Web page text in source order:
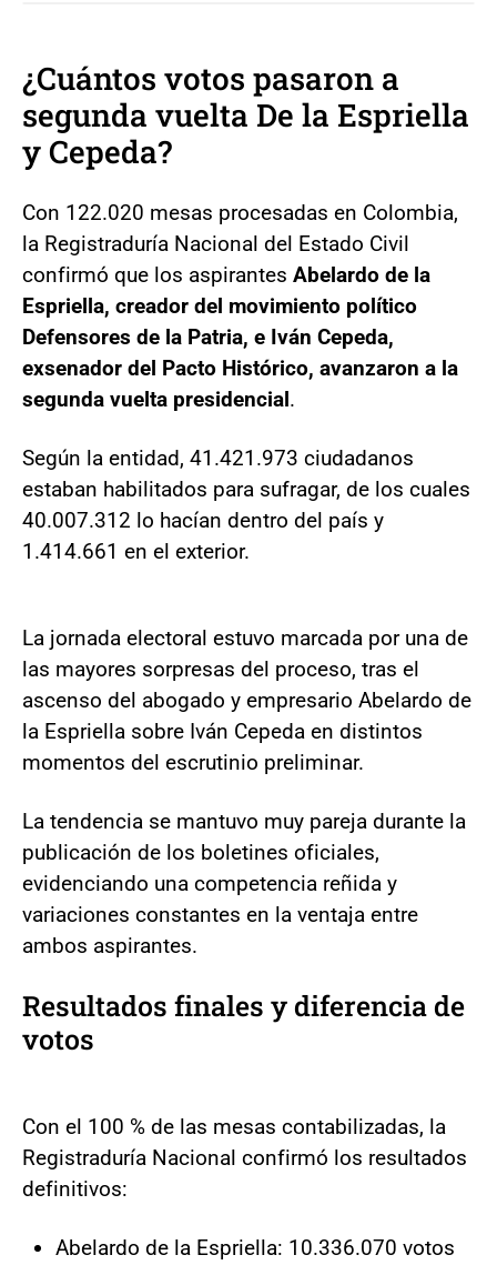
¿Cuántos votos pasaron a
segunda vuelta De la Espriella
y Cepeda?
Con 122.020 mesas procesadas en Colombia,
la Registraduría Nacional del Estado Civil
confirmó que los aspirantes Abelardo de la
Espriella, creador del movimiento político
Defensores de la Patria, e Iván Cepeda,
exsenador del Pacto Histórico, avanzaron a la
segunda vuelta presidencial.
Según la entidad, 41.421.973 ciudadanos
estaban habilitados para sufragar, de los cuales
40.007.312 lo hacían dentro del país y
1.414.661 en el exterior.
La jornada electoral estuvo marcada por una de
las mayores sorpresas del proceso, tras el
ascenso del abogado y empresario Abelardo de
la Espriella sobre Iván Cepeda en distintos
momentos del escrutinio preliminar.
La tendencia se mantuvo muy pareja durante la
publicación de los boletines oficiales,
evidenciando una competencia reñida y
variaciones constantes en la ventaja entre
ambos aspirantes.
Resultados finales y diferencia de
votos
Con el 100 % de las mesas contabilizadas, la
Registraduría Nacional confirmó los resultados
definitivos:
Abelardo de la Espriella: 10.336.070 votos